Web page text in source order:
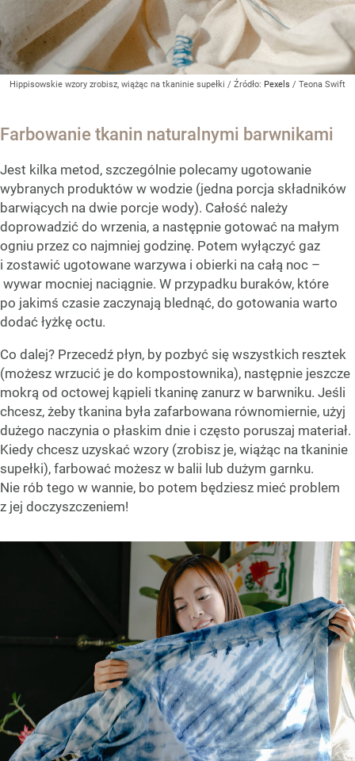
Hippisowskie wzory zrobisz, wiążąc na tkaninie supełki / Źródło: Pexels / Teona Swift
Farbowanie tkanin naturalnymi barwnikami
Jest kilka metod, szczególnie polecamy ugotowanie
wybranych produktów w wodzie (jedna porcja składników
barwiących na dwie porcje wody). Całość należy
doprowadzić do wrzenia, a następnie gotować na małym
ogniu przez co najmniej godzinę. Potem wyłączyć gaz
i zostawić ugotowane warzywa i obierki na całą noc –
wywar mocniej naciągnie. W przypadku buraków, które
po jakimś czasie zaczynają blednąć, do gotowania warto
dodać łyżkę octu.
Co dalej? Przecedź płyn, by pozbyć się wszystkich resztek
(możesz wrzucić je do kompostownika), następnie jeszcze
mokrą od octowej kąpieli tkaninę zanurz w barwniku. Jeśli
chcesz, żeby tkanina była zafarbowana równomiernie, użyj
dużego naczynia o płaskim dnie i często poruszaj materiał.
Kiedy chcesz uzyskać wzory (zrobisz je, wiążąc na tkaninie
supełki), farbować możesz w balii lub dużym garnku.
Nie rób tego w wannie, bo potem będziesz mieć problem
z jej doczyszczeniem!